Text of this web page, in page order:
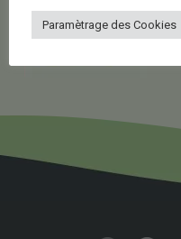
Paramètrage des Cookies